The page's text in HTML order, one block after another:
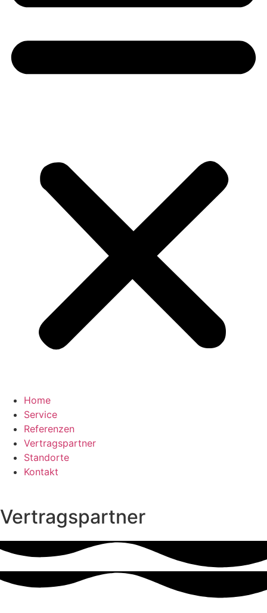
Home
Service
Referenzen
Vertragspartner
Standorte
Kontakt
Vertragspartner